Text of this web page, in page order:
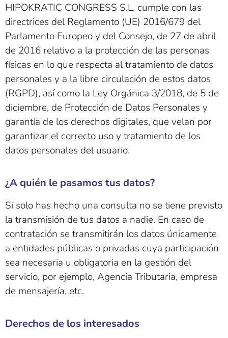
HIPOKRATIC CONGRESS S.L. cumple con las
directrices del Reglamento (UE) 2016/679 del
Parlamento Europeo y del Consejo, de 27 de abril
de 2016 relativo a la protección de las personas
físicas en lo que respecta al tratamiento de datos
personales y a la libre circulación de estos datos
(RGPD), así como la Ley Orgánica 3/2018, de 5 de
diciembre, de Protección de Datos Personales y
garantía de los derechos digitales, que velan por
garantizar el correcto uso y tratamiento de los
datos personales del usuario.
¿A quién le pasamos tus datos?
Si solo has hecho una consulta no se tiene previsto
la transmisión de tus datos a nadie. En caso de
contratación se transmitirán los datos únicamente
a entidades públicas o privadas cuya participación
sea necesaria u obligatoria en la gestión del
servicio, por ejemplo, Agencia Tributaria, empresa
de mensajería, etc.
Derechos de los interesados